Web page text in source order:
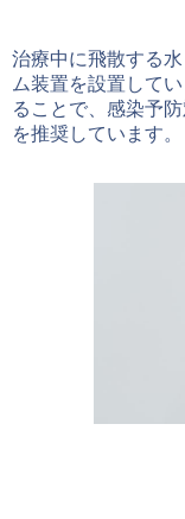
治療中に飛散する
ム装置を設置して
ることで、感染予
を推奨しています。